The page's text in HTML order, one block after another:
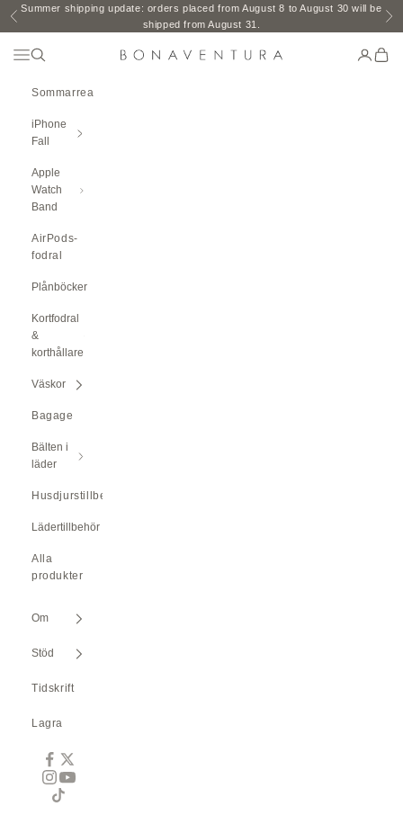
Hoppa till innehåll
Föregående
Summer shipping update: orders placed from August 8 to August 30 will be
shipped from August 31.
BONAVENTURA GLOBAL
Öppna Navigeringsmenyn
Öppen sökning Öppna
Sommarrea
iPhone
Fall
Apple
Watch
Band
AirPods-
fodral
Plånböcker
Kortfodral
&
korthållare
Väskor
Bagage
Bälten i
läder
Husdjurstillbehör
Lädertillbehör
Alla
produkter
Om
Stöd
Tidskrift
Lagra